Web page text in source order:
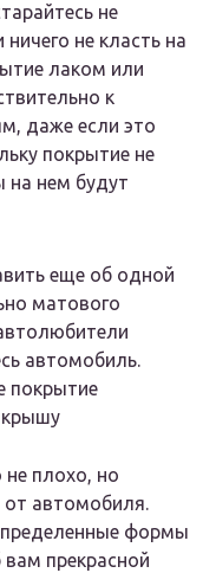
не
не класть на
лаком или
к
даже если это
покрытие не
на нем будут
еще об одной
матового
автомобиль.
покрытие
крышу
плохо, но
от автомобиля.
формы
прекрасной